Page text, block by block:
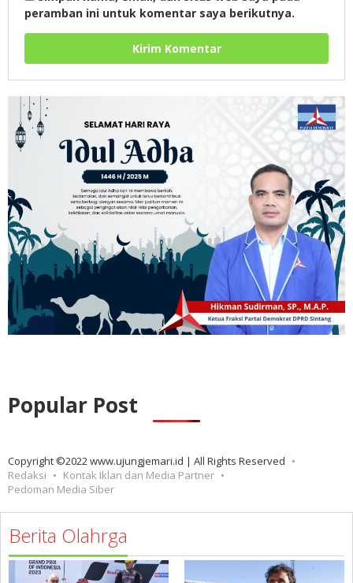
peramban ini untuk komentar saya berikutnya.
Popular Post
Copyright ©2022 www.ujungjemari.id | All Rights Reserved
Redaksi
Kontak Iklan dan Media Partner
Pedoman Media Siber
Berita Olahrga